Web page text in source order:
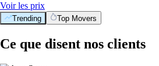
Voir les prix
Trending Top Movers
Ce que disent nos clients